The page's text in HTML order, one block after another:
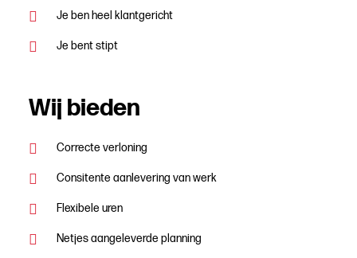
Je ben heel klantgericht
Je bent stipt
Wij bieden
Correcte verloning
Consitente aanlevering van werk
Flexibele uren
Netjes aangeleverde planning